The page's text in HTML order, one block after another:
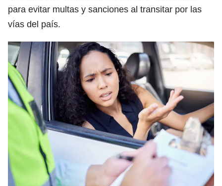
para evitar multas y sanciones al transitar por las
vías del país.